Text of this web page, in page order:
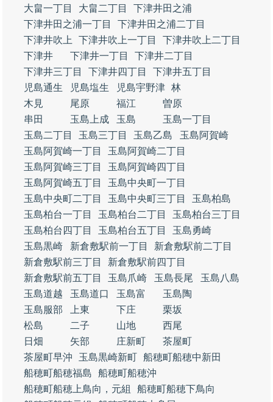
大畠一丁目
大畠二丁目
下津井田之浦
下津井田之浦一丁目
下津井田之浦二丁目
下津井吹上
下津井吹上一丁目
下津井吹上二丁目
下津井
下津井一丁目
下津井二丁目
下津井三丁目
下津井四丁目
下津井五丁目
児島通生
児島塩生 児島宇野津 林
木見
尾原 福江
曽原
串田
玉島上成 玉島
玉島一丁目
玉島二丁目
玉島三丁目 玉島乙島
玉島阿賀崎
玉島阿賀崎一丁目
玉島阿賀崎二丁目
玉島阿賀崎三丁目
玉島阿賀崎四丁目
玉島阿賀崎五丁目
玉島中央町一丁目
玉島中央町二丁目
玉島中央町三丁目
玉島柏島
玉島柏台一丁目
玉島柏台二丁目
玉島柏台三丁目
玉島柏台四丁目
玉島柏台五丁目
玉島勇崎
玉島黒崎
新倉敷駅前一丁目
新倉敷駅前二丁目
新倉敷駅前三丁目
新倉敷駅前四丁目
新倉敷駅前五丁目
玉島爪崎 玉島長尾
玉島八島
玉島道越
玉島道口 玉島富
玉島陶
玉島服部
上東 下庄
栗坂
松島
二子 山地
西尾
日畑
矢部 庄新町
茶屋町
茶屋町早沖
玉島黒崎新町 船穂町船穂中新田
船穂町船穂福島
船穂町船穂沖
船穂町船穂上鳥向，元組
船穂町船穂下鳥向